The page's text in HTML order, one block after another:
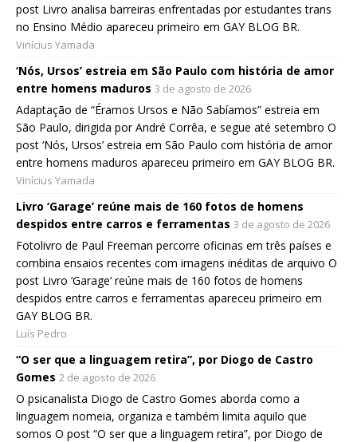
post Livro analisa barreiras enfrentadas por estudantes trans
no Ensino Médio apareceu primeiro em GAY BLOG BR.
Vinícius Yamada
‘Nós, Ursos’ estreia em São Paulo com história de amor
entre homens maduros 3 de agosto de 2026
Adaptação de “Éramos Ursos e Não Sabíamos” estreia em
São Paulo, dirigida por André Corrêa, e segue até setembro O
post ‘Nós, Ursos’ estreia em São Paulo com história de amor
entre homens maduros apareceu primeiro em GAY BLOG BR.
Vinícius Yamada
Livro ‘Garage’ reúne mais de 160 fotos de homens
despidos entre carros e ferramentas 3 de agosto de 2026
Fotolivro de Paul Freeman percorre oficinas em três países e
combina ensaios recentes com imagens inéditas de arquivo O
post Livro ‘Garage’ reúne mais de 160 fotos de homens
despidos entre carros e ferramentas apareceu primeiro em
GAY BLOG BR.
Luís Pedro
“O ser que a linguagem retira”, por Diogo de Castro
Gomes 2 de agosto de 2026
O psicanalista Diogo de Castro Gomes aborda como a
linguagem nomeia, organiza e também limita aquilo que
somos O post “O ser que a linguagem retira”, por Diogo de